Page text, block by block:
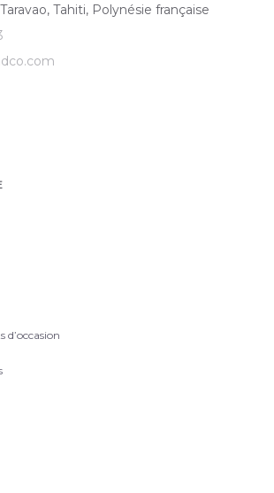
Tahiti, Polynésie française
d’occasion